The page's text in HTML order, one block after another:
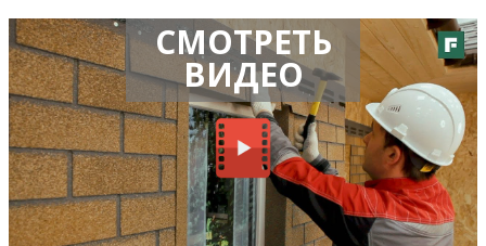
СМОТРЕТЬ
ВИДЕО